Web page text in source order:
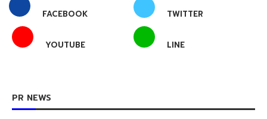
FACEBOOK TWITTER
YOUTUBE LINE
PR NEWS